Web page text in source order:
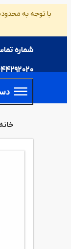
با توجه به
شماره
44292020